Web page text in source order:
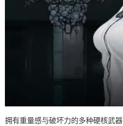
拥有重量感与破坏力的多种硬核武器